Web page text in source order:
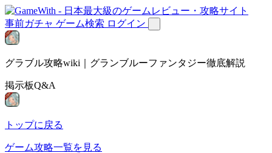
事前ガチャ ゲーム検索 ログイン
グラブル攻略wiki｜グランブルーファンタジー徹底解説
掲示板Q&A
トップに戻る
ゲーム攻略一覧を見る